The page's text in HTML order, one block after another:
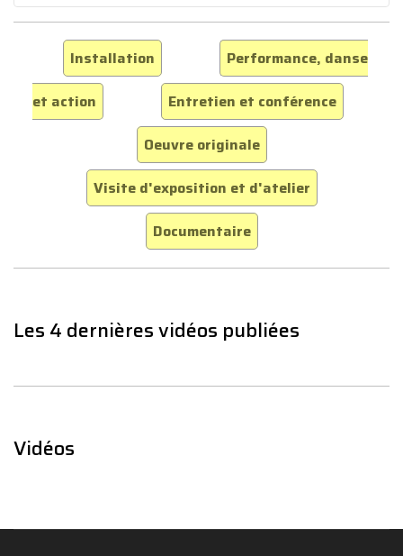
Installation
Performance, danse
et action
Entretien et conférence
Oeuvre originale
Visite d'exposition et d'atelier
Documentaire
Les 4 dernières vidéos publiées
Vidéos